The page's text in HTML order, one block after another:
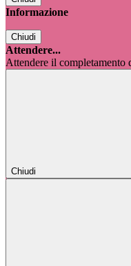
Informazione
Chiudi
Attendere...
Attendere il completamento
Chiudi